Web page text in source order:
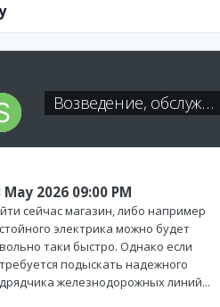
Возведение, обслуж…
May 2026 09:00 PM
сейчас магазин, либо например
электрика можно будет
таки быстро. Однако если
подыскать надежного
железнодорожных линий...